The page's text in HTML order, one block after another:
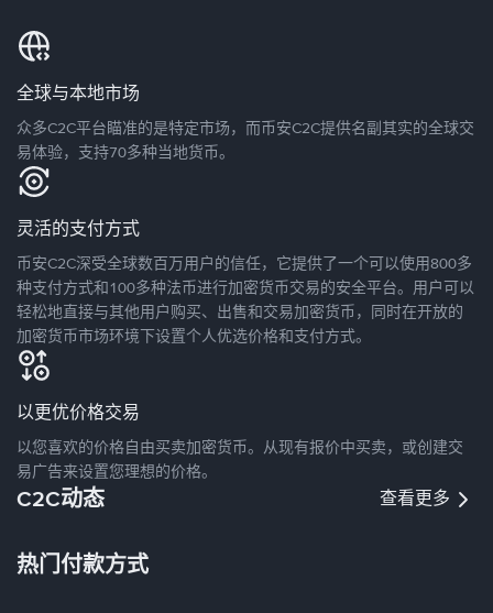
全球与本地市场
众多C2C平台瞄准的是特定市场，而币安C2C提供名副其实的全球交
易体验，支持70多种当地货币。
灵活的支付方式
币安C2C深受全球数百万用户的信任，它提供了一个可以使用800多
种支付方式和100多种法币进行加密货币交易的安全平台。用户可以
轻松地直接与其他用户购买、出售和交易加密货币，同时在开放的
加密货币市场环境下设置个人优选价格和支付方式。
以更优价格交易
以您喜欢的价格自由买卖加密货币。从现有报价中买卖，或创建交
易广告来设置您理想的价格。
C2C动态 查看更多
热门付款方式